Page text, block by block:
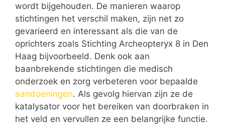
wordt bijgehouden. De manieren waarop
stichtingen het verschil maken, zijn net zo
gevarieerd en interessant als die van de
oprichters zoals Stichting Archeopteryx 8 in Den
Haag bijvoorbeeld. Denk ook aan
baanbrekende stichtingen die medisch
onderzoek en zorg verbeteren voor bepaalde
aandoeningen. Als gevolg hiervan zijn ze de
katalysator voor het bereiken van doorbraken in
het veld en vervullen ze een belangrijke functie.